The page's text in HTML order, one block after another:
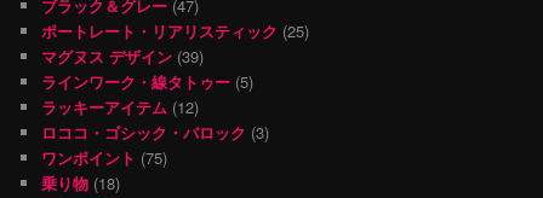
ブラック＆グレー (47)
ポートレート・リアリスティック (25)
マグヌス デザイン (39)
ラインワーク・線タトゥー (5)
ラッキーアイテム (12)
ロココ・ゴシック・バロック (3)
ワンポイント (75)
乗り物 (18)